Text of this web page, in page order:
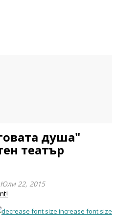
душа"
театър
Юли 22, 2015
increase font size